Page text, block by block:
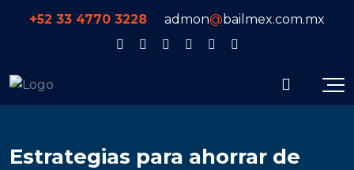
+52 33 4770 3228 admon@bailmex.com.mx
Estrategias para ahorrar de